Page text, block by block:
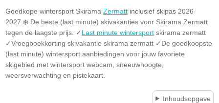
Goedkope wintersport Skirama Zermatt inclusief skipas 2026-
2027.❄️ De beste (last minute) skivakanties voor Skirama Zermatt
tegen de laagste prijs. ✓ Last minute wintersport skirama zermatt
✓Vroegboekkorting skivakantie skirama zermatt ✓De goedkoopste
(last minute) wintersport aanbiedingen voor jouw favoriete
skigebied met wintersport webcam, sneeuwhoogte,
weersverwachting en pistekaart.
Inhoudsopgave